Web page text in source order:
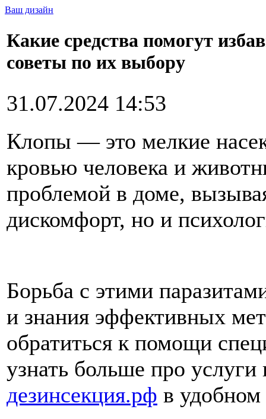
Ваш дизайн
Какие средства помогут
советы по их выбору
31.07.2024 14:53
Клопы — это мелкие
кровью человека и
проблемой в доме,
дискомфорт, но и
Борьба с этими
и знания эффективных
обратиться к помощи
узнать больше про
дезинсекция.рф в